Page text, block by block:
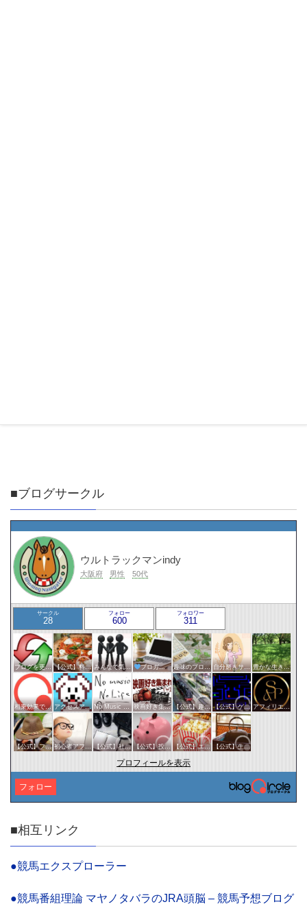
■ブログサークル
ウルトラックマンindy
大阪府 男性 50代
サークル
28
フォロー
600
フォロワー
311
ブログを更新したらここで報告 【公式】料理・グルメサークル みんなで気軽にアクセスアップ ブロガー応援&更新報告♪ 趣味のブログを楽しむ会 自分磨きサークル 豊かな生き方サークル
相乗効果でWINWIN!「はてブ・ランキング」応援サークル！！！ アクセスアップのお手伝い！ブログサークルあんてな No Music No Life 映画好き集まれ('ω')ノ 【公式】趣味サークル 【公式】ゲームサークル アフィリエイト
【公式】ファッション・美容サークル 初心者アフィリエイター♪♪ 【公式】社会・経済サークル 【公式】投資・マネーサークル 【公式】エンタメサークル 【公式】生活・文化サークル
プロフィールを表示
フォロー
■相互リンク
●競馬エクスプローラー
●競馬番組理論 マヤノタバラのJRA頭脳 – 競馬予想ブログ